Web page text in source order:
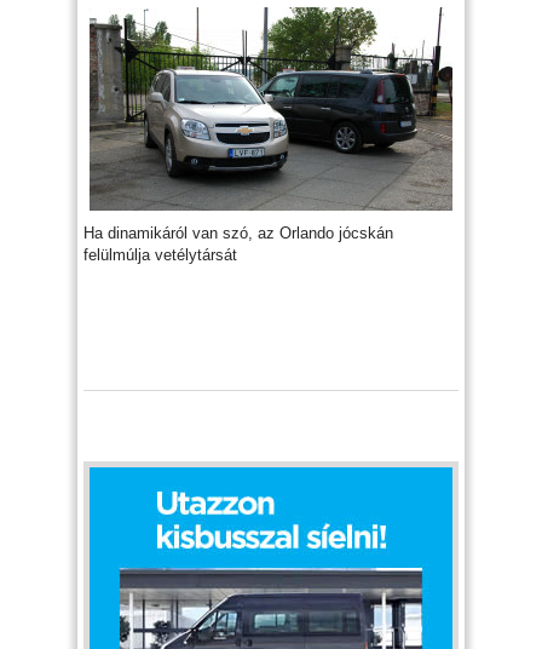
Ha dinamikáról van szó, az Orlando jócskán
felülmúlja vetélytársát